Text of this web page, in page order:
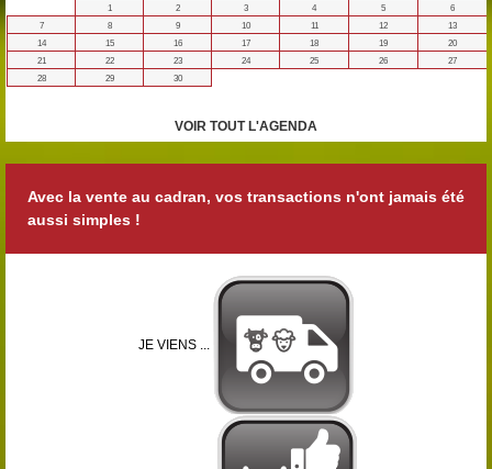
1
2 3 4 5
6
7
8 9 10 11 12
13
14
15 16 17 18 19
20
21
22 23 24 25 26
27
28
29 30
VOIR TOUT L'AGENDA
Avec la vente au cadran, vos transactions n'ont jamais été
aussi simples !
JE VIENS ...